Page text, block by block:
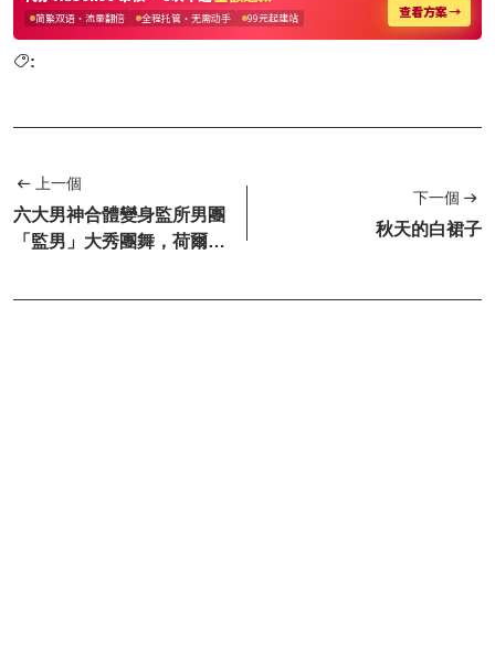
:
上一個
六大男神合體變身監所男團
「監男」大秀團舞，荷爾蒙
下一個
秋天的白裙子